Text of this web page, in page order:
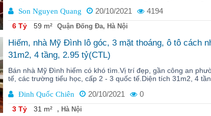
Son Nguyen Quang 20/10/2021 4194
6 Tỷ 59 m² Quận Đống Đa, Hà Nội
Hiếm, nhà Mỹ Đình lô góc, 3 mặt thoáng, ô tô cách
31m2, 4 tầng, 2.95 tỷ(CTL)
Bán nhà Mỹ Đình hiếm có khó tìm.Vị trí đẹp, gần công an
tế, các trường tiểu học, cấp 2 - 3 quốc tế.Diện tích 31m2, 4
Đinh Quốc Chiên 20/10/2021 0
3 Tỷ 31 m² , Hà Nội